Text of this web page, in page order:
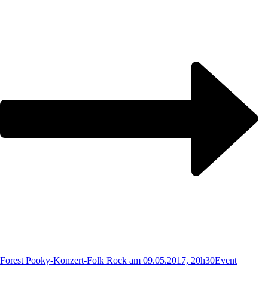
Forest Pooky-Konzert-Folk Rock am 09.05.2017, 20h30Event